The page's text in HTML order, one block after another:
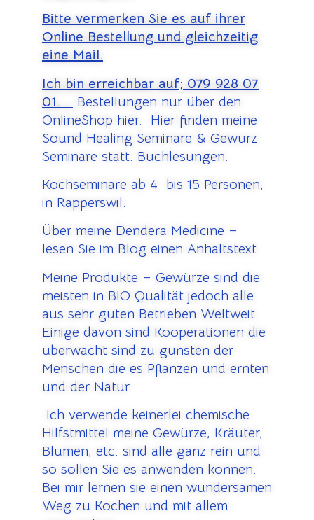
Bitte vermerken Sie es auf ihrer
Online Bestellung und gleichzeitig
eine Mail.
Ich bin erreichbar auf; 079 928 07
01.
Bestellungen nur über den
OnlineShop hier. Hier finden meine
Sound Healing Seminare & Gewürz
Seminare statt. Buchlesungen.
Kochseminare ab 4 bis 15 Personen,
in Rapperswil.
Über meine Dendera Medicine –
lesen Sie im Blog einen Anhaltstext.
Meine Produkte – Gewürze sind die
meisten in BIO Qualität jedoch alle
aus sehr guten Betrieben Weltweit.
Einige davon sind Kooperationen die
überwacht sind zu gunsten der
Menschen die es Pflanzen und ernten
und der Natur.
Ich verwende keinerlei chemische
Hilfstmittel meine Gewürze, Kräuter,
Blumen, etc. sind alle ganz rein und
so sollen Sie es anwenden können.
Bei mir lernen sie einen wundersamen
Weg zu Kochen und mit allem